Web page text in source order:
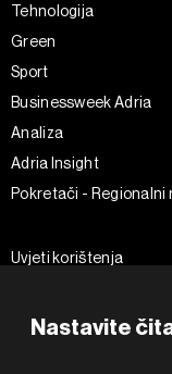
Nastavite
Tehnologija
Green
Sport
Businessweek Adria
Analiza
Adria Insight
Pokretači - Regionalni
Uvjeti korištenja
Politika kolačića